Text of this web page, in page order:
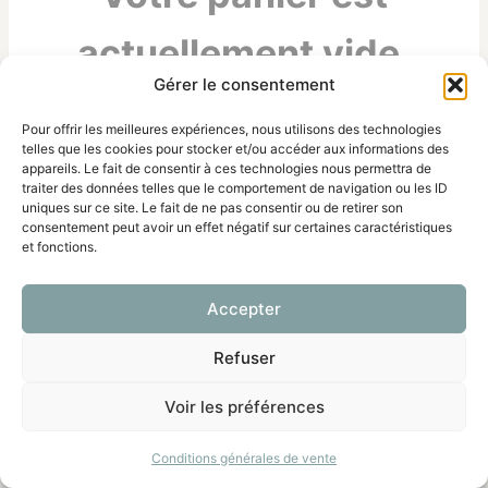
Gérer le consentement
Pour offrir les meilleures expériences, nous utilisons des technologies
telles que les cookies pour stocker et/ou accéder aux informations des
appareils. Le fait de consentir à ces technologies nous permettra de
traiter des données telles que le comportement de navigation ou les ID
uniques sur ce site. Le fait de ne pas consentir ou de retirer son
consentement peut avoir un effet négatif sur certaines caractéristiques
et fonctions.
Accepter
Refuser
Voir les préférences
Conditions générales de vente
actuellement vide.
Retour à la boutique
Kadence WP